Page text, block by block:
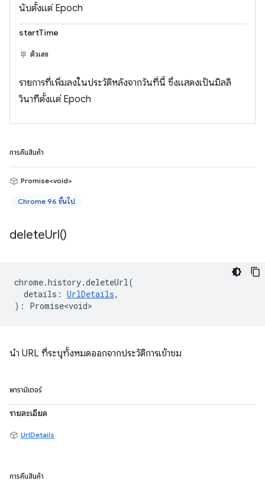
นับตั้งแต่ Epoch
startTime
ตัวเลข
รายการที่เพิ่มลงในประวัติหลังจากวันที่นี้ ซึ่งแสดงเป็นมิลลิ
วินาทีตั้งแต่ Epoch
การคืนสินค้า
Promise<void>
Chrome 96 ขึ้นไป
deleteUrl()
chrome.history.deleteUrl(
details : UrlDetails,
) : Promise<void>
นำ URL ที่ระบุทั้งหมดออกจากประวัติการเข้าชม
พารามิเตอร์
รายละเอียด
UrlDetails
การคืนสินค้า